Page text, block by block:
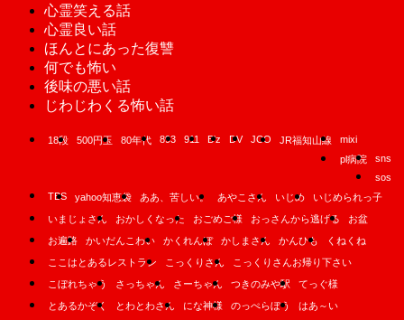
心霊笑える話
心霊良い話
ほんとにあった復讐
何でも怖い
後味の悪い話
じわじわくる怖い話
18段 500円玉 80年代 893 911 B'z DV JCO JR福知山線
mixi
pl病院
sns
sos
TBS
yahoo知恵袋 ああ、苦しい。 あやこさん いじめ
いじめられっ子
いまじょさん
おかしくなった おごめご様 おっさんから逃げる
お盆
お遍路
かいだんこわい かくれんぼ かしまさん かんひも
くねくね
ここはとあるレストラン
こっくりさん
こっくりさんお帰り下さい
こぼれちゃう
さっちゃん さーちゃん つきのみや駅
てっぐ様
とあるかぞく
とわとわさん にな神様 のっぺらぼう
はあ～い